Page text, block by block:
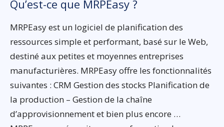
Qu’est-ce que MRPEasy ?
MRPEasy est un logiciel de planification des
ressources simple et performant, basé sur le Web,
destiné aux petites et moyennes entreprises
manufacturières. MRPEasy offre les fonctionnalités
suivantes : CRM Gestion des stocks Planification de
la production – Gestion de la chaîne
d’approvisionnement et bien plus encore …